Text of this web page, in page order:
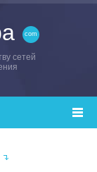
сетей